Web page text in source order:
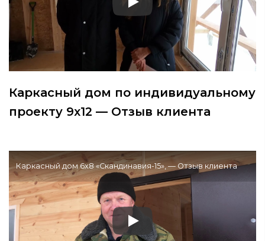
Каркасный дом по индивидуальному
проекту 9х12 — Отзыв клиента
Каркасный дом 6х8 «Скандинавия-15», — Отзыв клиента